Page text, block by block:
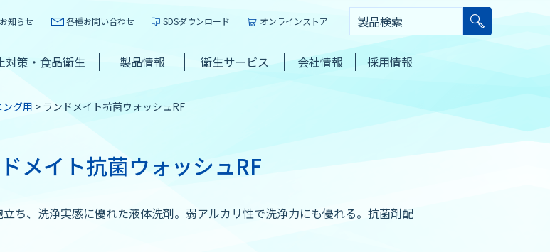
お知らせ 各種お問い合わせ SDSダウンロード オンラインストア
対策・食品衛生 製品情報 衛生サービス 会社情報 採用情報
グ用 ランドメイト抗菌ウォッシュRF
メイト抗菌ウォッシュRF
ち、洗浄実感に優れた液体洗剤。弱アルカリ性で洗浄力にも優れる。抗菌剤配